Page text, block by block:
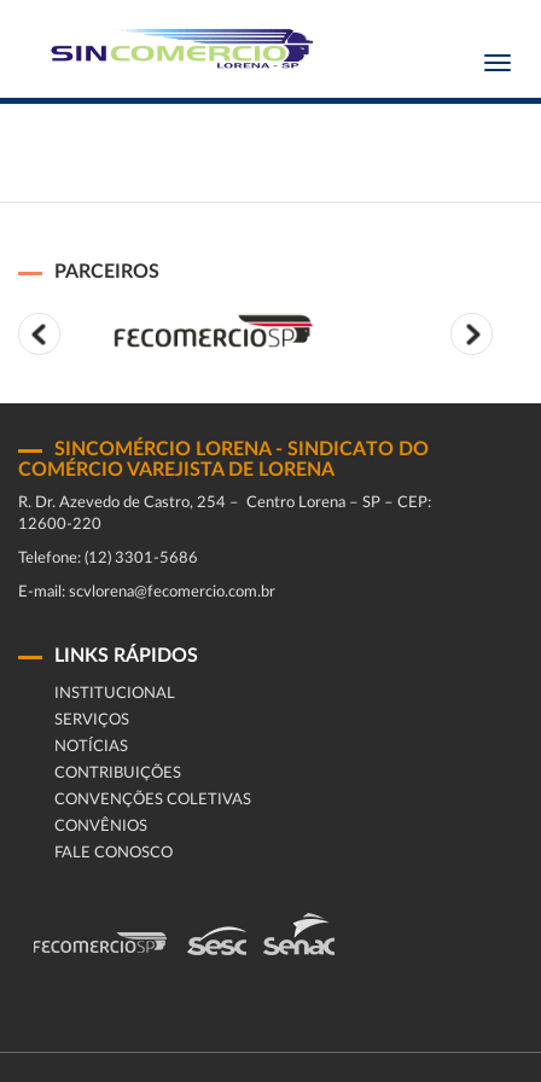
PARCEIROS
SINCOMÉRCIO LORENA - SINDICATO DO
COMÉRCIO VAREJISTA DE LORENA
R. Dr. Azevedo de Castro, 254 – Centro Lorena – SP – CEP:
12600-220
Telefone: (12) 3301-5686
E-mail: scvlorena@fecomercio.com.br
LINKS RÁPIDOS
INSTITUCIONAL
SERVIÇOS
NOTÍCIAS
CONTRIBUIÇÕES
CONVENÇÕES COLETIVAS
CONVÊNIOS
FALE CONOSCO